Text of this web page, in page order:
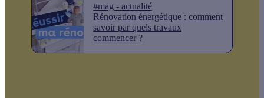
#mag - actualité
Rénovation énergétique : comment
savoir par quels travaux
commencer ?